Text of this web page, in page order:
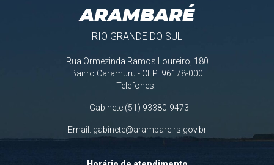
ARAMBARÉ
RIO GRANDE DO SUL
Rua Ormezinda Ramos Loureiro, 180
Bairro Caramuru - CEP: 96178-000
Telefones:
- Gabinete (51) 93380-9473
Email: gabinete@arambare.rs.gov.br